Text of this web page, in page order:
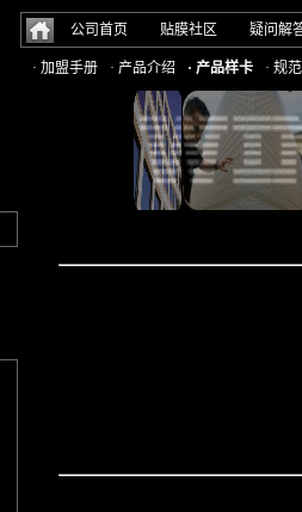
公司首页 贴膜社区 疑问解
· 加盟手册 · 产品介绍 · 产品样卡 · 规